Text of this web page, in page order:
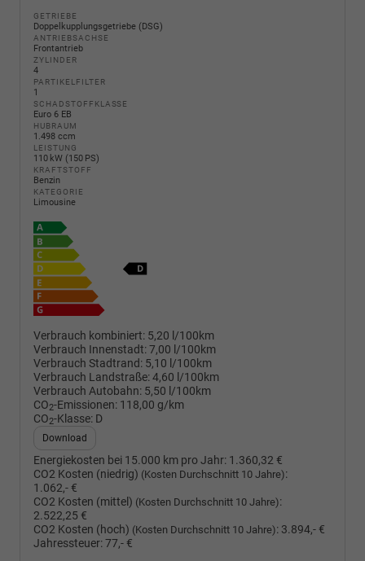
GETRIEBE
Doppelkupplungsgetriebe (DSG)
ANTRIEBSACHSE
Frontantrieb
ZYLINDER
4
PARTIKELFILTER
1
SCHADSTOFFKLASSE
Euro 6 EB
HUBRAUM
1.498 ccm
LEISTUNG
110 kW (150 PS)
KRAFTSTOFF
Benzin
KATEGORIE
Limousine
Verbrauch kombiniert: 5,20 l/100km
Verbrauch Innenstadt:7,00 l/100km
Verbrauch Stadtrand: 5,10 l/100km
Verbrauch Landstraße:4,60 l/100km
Verbrauch Autobahn: 5,50 l/100km
CO2-Emissionen: 118,00 g/km
CO2-Klasse: D
Download
Energiekosten bei 15.000 km pro Jahr: 1.360,32 €
CO2 Kosten (niedrig) (Kosten Durchschnitt 10 Jahre):
1.062,- €
CO2 Kosten (mittel) (Kosten Durchschnitt 10 Jahre):
2.522,25 €
CO2 Kosten (hoch) (Kosten Durchschnitt 10 Jahre): 3.894,- €
Jahressteuer:77,- €